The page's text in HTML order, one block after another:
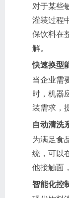
对于某些
灌装过程
保饮料在
解。
快速换型
当企业需
时，机器
装需求，
自动清洗
为满足食
统，可以
他接触面
智能化控